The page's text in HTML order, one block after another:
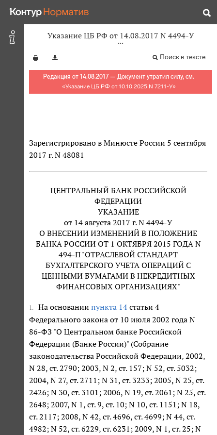
Указание ЦБ РФ от 14.08.2017 N 4494-У
Поиск в тексте
Редакция от 14.08.2017 — Документ утратил силу, см.
«Указание ЦБ РФ от 10.10.2025 N 7211-У»
Зарегистрировано в Минюсте России 5 сентября
2017 г. N 48081
ЦЕНТРАЛЬНЫЙ БАНК РОССИЙСКОЙ
ФЕДЕРАЦИИ
УКАЗАНИЕ
от 14 августа 2017 г. N 4494-У
О ВНЕСЕНИИ ИЗМЕНЕНИЙ В ПОЛОЖЕНИЕ
БАНКА РОССИИ ОТ 1 ОКТЯБРЯ 2015 ГОДА N
494-П "ОТРАСЛЕВОЙ СТАНДАРТ
БУХГАЛТЕРСКОГО УЧЕТА ОПЕРАЦИЙ С
ЦЕННЫМИ БУМАГАМИ В НЕКРЕДИТНЫХ
ФИНАНСОВЫХ ОРГАНИЗАЦИЯХ"
1. На основании пункта 14 статьи 4
Федерального закона от 10 июля 2002 года N
86-ФЗ "О Центральном банке Российской
Федерации (Банке России)" (Собрание
законодательства Российской Федерации, 2002,
N 28, ст. 2790; 2003, N 2, ст. 157; N 52, ст. 5032;
2004, N 27, ст. 2711; N 31, ст. 3233; 2005, N 25, ст.
2426; N 30, ст. 3101; 2006, N 19, ст. 2061; N 25, ст.
2648; 2007, N 1, ст. 9, ст. 10; N 10, ст. 1151; N 18,
ст. 2117; 2008, N 42, ст. 4696, ст. 4699; N 44, ст.
4982; N 52, ст. 6229, ст. 6231; 2009, N 1, ст. 25; N